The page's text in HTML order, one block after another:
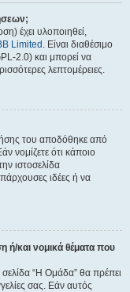
έχει υλοποιηθεί,
Limited . Είναι διαθέσιμο
2.0) και μπορεί να
λεπτομέρειες.
του αποδόθηκε από
νομίζετε ότι κάποιο
ιστοσελίδα
ιδέες ή να
ή/και νομικά θέματα που
“Η Ομάδα” θα πρέπει
σας. Εάν αυτός